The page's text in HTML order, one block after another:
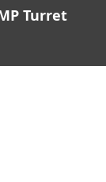
Turret